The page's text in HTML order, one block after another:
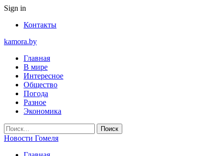
Sign in
Контакты
kamora.by
Главная
В мире
Интересное
Общество
Погода
Разное
Экономика
Новости Гомеля